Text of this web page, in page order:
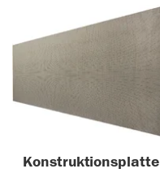
Konstruktionsplatte